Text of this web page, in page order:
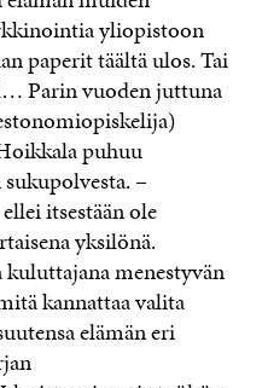
yliopistoon
paperit täältä ulos. Tai
Parin vuoden juttuna
puhuu
–
itsestään ole
yksilönä.
kuluttajana menestyvän
kannattaa valita
elämän eri